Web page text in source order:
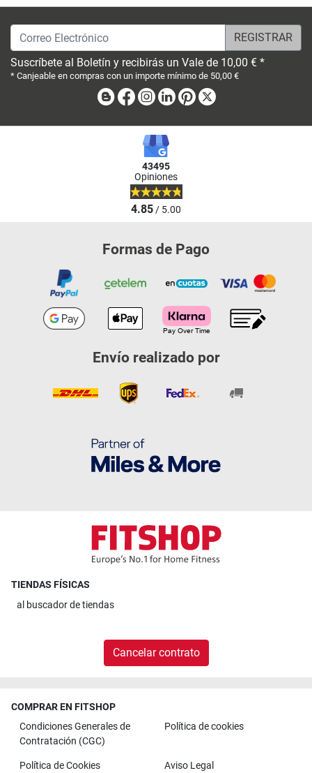
Correo Electrónico
Suscríbete al Boletín y recibirás un Vale de 10,00 € *
* Canjeable en compras con un importe mínimo de 50,00 €
BlogFacebook
Instagram
LinkedinPinterest
43495
Opiniones
4.85/ 5.00
Formas de Pago
Envío realizado por
TIENDAS FÍSICAS
al buscador de tiendas
Cancelar contrato
COMPRAR EN FITSHOP
Condiciones Generales de
Contratación (CGC)
Política de cookies
Política de Cookies Aviso Legal